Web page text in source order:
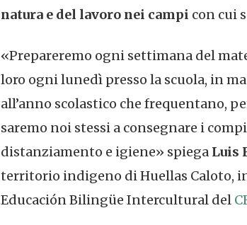
natura e del lavoro nei campi con cui
«Prepareremo ogni settimana del
loro ogni lunedì presso la scuola, in
all’anno scolastico che frequentano,
saremo noi stessi a consegnare i
distanziamento e igiene» spiega Luis
territorio indigeno di Huellas Caloto,
Educación Bilingüe Intercultural del